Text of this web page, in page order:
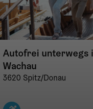
Autofrei unterwegs
Wachau
3620 Spitz/Donau